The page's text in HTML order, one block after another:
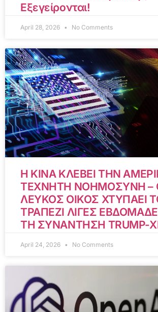
Εξεγείρονται!
April 28, 2026 No Comments
Η ΚΙΝΑ ΚΛΕΒΕΙ ΤΗΝ
ΤΕΧΝΗΤΗ ΝΟΗΜΟΣΥΝΗ –
ΛΕΥΚΟΣ ΟΙΚΟΣ ΧΤΥΠΑΕΙ
ΤΡΑΠΕΖΙ ΛΙΓΕΣ
ΤΗ ΣΥΝΑΝΤΗΣΗ TRUMP-
April 24, 2026 No Comments